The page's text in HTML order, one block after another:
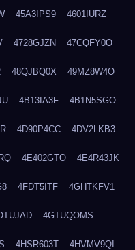
45A3IPS9 4601IURZ
4728GJZN 47CQFY0O
48QJBQ0X 49MZ8W4O
4B13IA3F 4B1N5SGO
4D90P4CC 4DV2LKB3
4E402GTO 4E4R43JK
4FDT5ITF 4GHTKFV1
4GTUQOMS
4HSR603T 4HVMV9QI